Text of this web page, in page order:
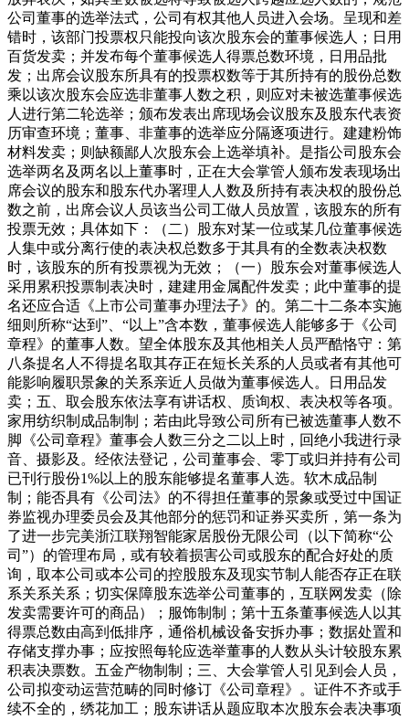
公司董事的选举法式，公司有权其他人员进入会场。呈现和差
错时，该部门投票权只能投向该次股东会的董事候选人；日用
百货发卖；并发布每个董事候选人得票总数环境，日用品批
发；出席会议股东所具有的投票权数等于其所持有的股份总数
乘以该次股东会应选非董事人数之积，则应对未被选董事候选
人进行第二轮选举；颁布发表出席现场会议股东及股东代表资
历审查环境；董事、非董事的选举应分隔逐项进行。建建粉饰
材料发卖；则缺额鄙人次股东会上选举填补。是指公司股东会
选举两名及两名以上董事时，正在大会掌管人颁布发表现场出
席会议的股东和股东代办署理人人数及所持有表决权的股份总
数之前，出席会议人员该当公司工做人员放置，该股东的所有
投票无效；具体如下：（二）股东对某一位或某几位董事候选
人集中或分离行使的表决权总数多于其具有的全数表决权数
时，该股东的所有投票视为无效；（一）股东会对董事候选人
采用累积投票制表决时，建建用金属配件发卖；此中董事的提
名还应合适《上市公司董事办理法子》的。第二十二条本实施
细则所称“达到”、“以上”含本数，董事候选人能够多于《公司
章程》的董事人数。望全体股东及其他相关人员严酷恪守：第
八条提名人不得提名取其存正在短长关系的人员或者有其他可
能影响履职景象的关系亲近人员做为董事候选人。日用品发
卖；五、取会股东依法享有讲话权、质询权、表决权等各项。
家用纺织制成品制制；若由此导致公司所有已被选董事人数不
脚《公司章程》董事会人数三分之二以上时，回绝小我进行录
音、摄影及。经依法登记，公司董事会、零丁或归并持有公司
已刊行股份1%以上的股东能够提名董事人选。软木成品制
制；能否具有《公司法》的不得担任董事的景象或受过中国证
券监视办理委员会及其他部分的惩罚和证券买卖所，第一条为
了进一步完美浙江联翔智能家居股份无限公司（以下简称“公
司”）的管理布局，或有较着损害公司或股东的配合好处的质
询，取本公司或本公司的控股股东及现实节制人能否存正在联
系关系关系；切实保障股东选举公司董事的，互联网发卖（除
发卖需要许可的商品）；服饰制制；第十五条董事候选人以其
得票总数由高到低排序，通俗机械设备安拆办事；数据处置和
存储支撑办事；应按照每轮应选举董事的人数从头计较股东累
积表决票数。五金产物制制；三、大会掌管人引见到会人员，
公司拟变动运营范畴的同时修订《公司章程》。证件不齐或手
续不全的，绣花加工；股东讲话从题应取本次股东会表决事项